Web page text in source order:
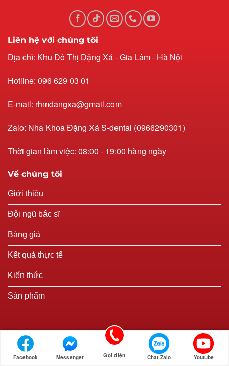
Liên hệ với chúng tôi
Địa chỉ: Khu Đô Thị Đặng Xá - Gia Lâm - Hà Nội
Hotline: 096 629 03 01
E-mail: rhmdangxa@gmail.com
Zalo: Nha Khoa Đặng Xá S-dental (0966290301)
Thời gian làm việc: 08:00 - 19:00 hàng ngày
Về chúng tôi
Giới thiệu
Đội ngũ bác sĩ
Bảng giá
Kết quả thực tế
Kiến thức
Sản phẩm
Facebook Messenger Gọi điện Chat Zalo Youtube